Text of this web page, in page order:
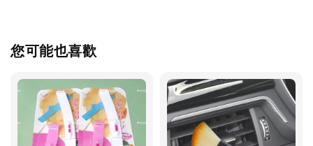
您可能也喜歡